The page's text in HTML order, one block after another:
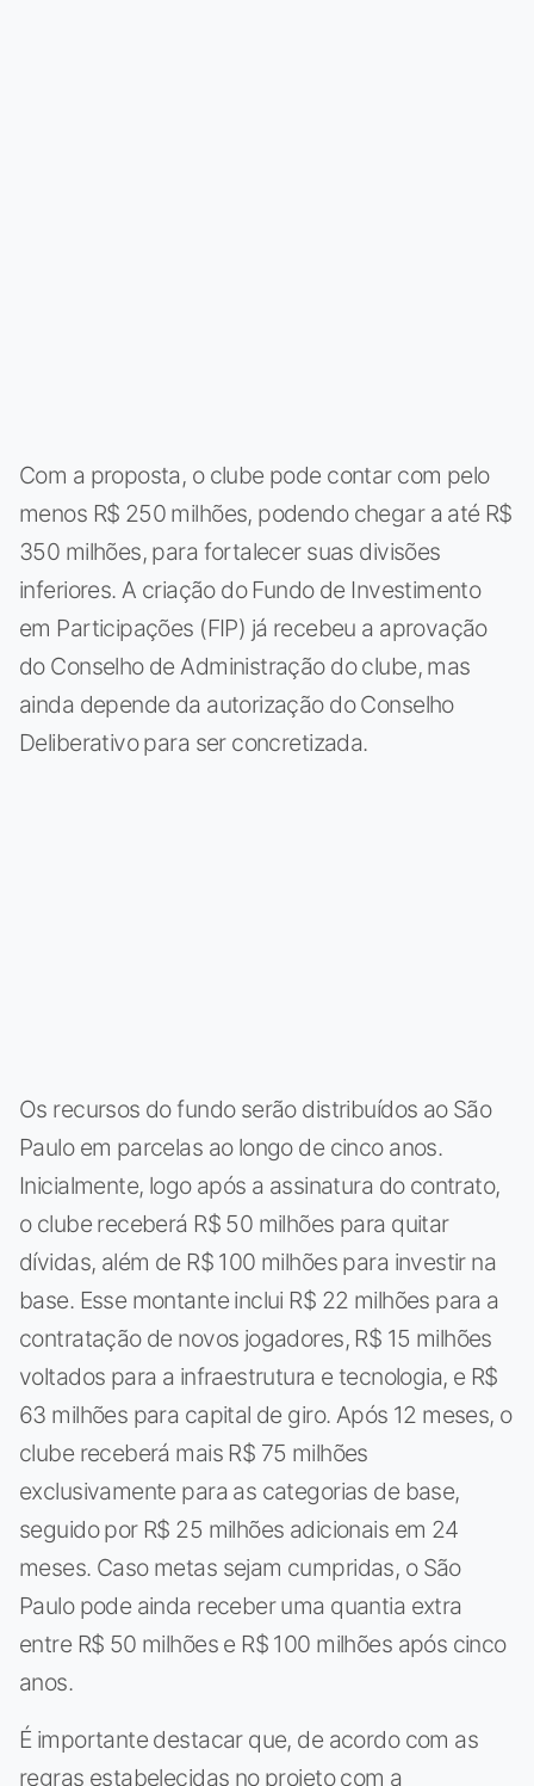
Com a proposta, o clube pode contar com pelo
menos R$ 250 milhões, podendo chegar a até R$
350 milhões, para fortalecer suas divisões
inferiores. A criação do Fundo de Investimento
em Participações (FIP) já recebeu a aprovação
do Conselho de Administração do clube, mas
ainda depende da autorização do Conselho
Deliberativo para ser concretizada.
Os recursos do fundo serão distribuídos ao São
Paulo em parcelas ao longo de cinco anos.
Inicialmente, logo após a assinatura do contrato,
o clube receberá R$ 50 milhões para quitar
dívidas, além de R$ 100 milhões para investir na
base. Esse montante inclui R$ 22 milhões para a
contratação de novos jogadores, R$ 15 milhões
voltados para a infraestrutura e tecnologia, e R$
63 milhões para capital de giro. Após 12 meses, o
clube receberá mais R$ 75 milhões
exclusivamente para as categorias de base,
seguido por R$ 25 milhões adicionais em 24
meses. Caso metas sejam cumpridas, o São
Paulo pode ainda receber uma quantia extra
entre R$ 50 milhões e R$ 100 milhões após cinco
anos.
É importante destacar que, de acordo com as
regras estabelecidas no projeto com a